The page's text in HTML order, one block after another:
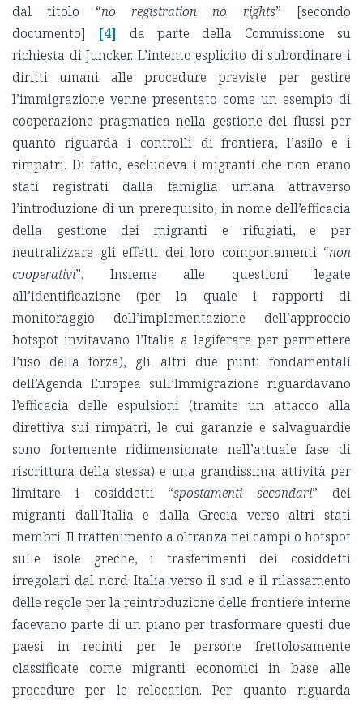
dal titolo “no registration no rights” [secondo
documento]
[4] da parte della Commissione su
richiesta di Juncker. L’intento esplicito di subordinare i
diritti umani alle procedure previste per gestire
l’immigrazione venne presentato come un esempio di
cooperazione pragmatica nella gestione dei flussi per
quanto riguarda i controlli di frontiera, l’asilo e i
rimpatri. Di fatto, escludeva i migranti che non erano
stati registrati dalla famiglia umana attraverso
l’introduzione di un prerequisito, in nome dell’efficacia
della gestione dei migranti e rifugiati, e per
neutralizzare gli effetti dei loro comportamenti “non
cooperativi”. Insieme alle questioni legate
all’identificazione (per la quale i rapporti di
monitoraggio dell’implementazione dell’approccio
hotspot invitavano l’Italia a legiferare per permettere
l’uso della forza), gli altri due punti fondamentali
dell’Agenda Europea sull’Immigrazione riguardavano
l’efficacia delle espulsioni (tramite un attacco alla
direttiva sui rimpatri, le cui garanzie e salvaguardie
sono fortemente ridimensionate nell’attuale fase di
riscrittura della stessa) e una grandissima attività per
limitare i cosiddetti “spostamenti secondari” dei
migranti dall’Italia e dalla Grecia verso altri stati
membri. Il trattenimento a oltranza nei campi o hotspot
sulle isole greche, i trasferimenti dei cosiddetti
irregolari dal nord Italia verso il sud e il rilassamento
delle regole per la reintroduzione delle frontiere interne
facevano parte di un piano per trasformare questi due
paesi in recinti per le persone frettolosamente
classificate come migranti economici in base alle
procedure per le relocation. Per quanto riguarda